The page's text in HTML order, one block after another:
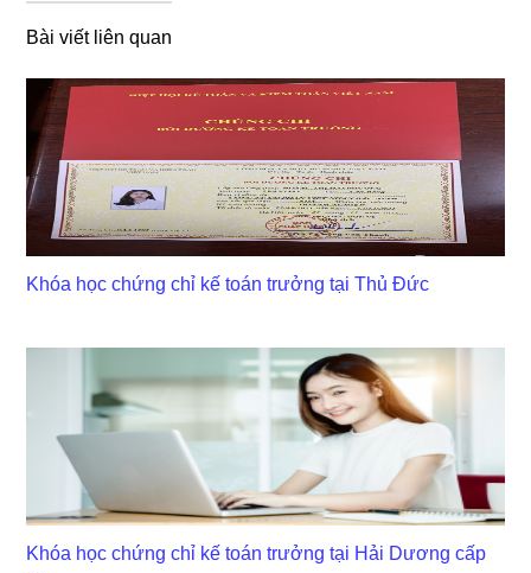
Bài viết liên quan
Khóa học chứng chỉ kế toán trưởng tại Thủ Đức
Khóa học chứng chỉ kế toán trưởng tại Hải Dương cấp